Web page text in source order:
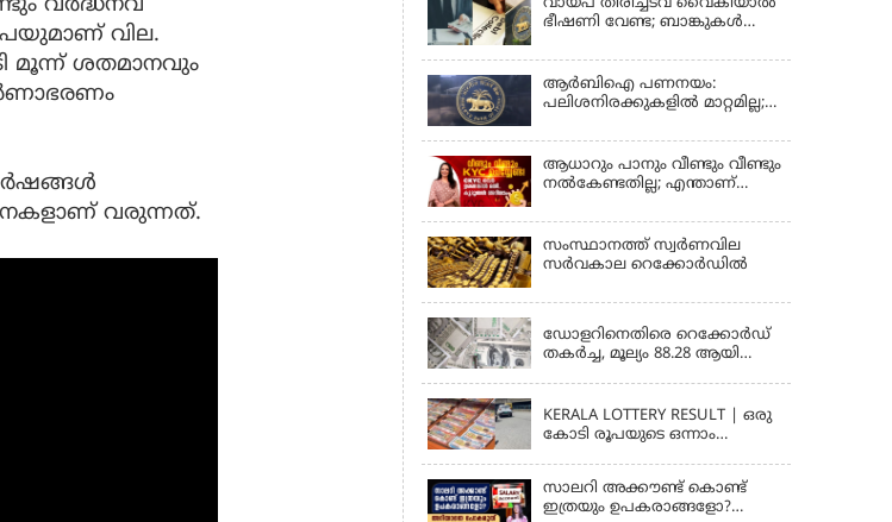
വില.
മൂന്ന് ശതമാനവും
വരുന്നത്.
വായ്പ തിരിച്ചടവ് വൈകിയാൽ
ഭീഷണി വേണ്ട; ബാങ്കുകൾക്കും
കർശന നിയന്ത്രണങ്ങളുമായി
ആർ ബി ഐ; ഇഎംഐ
മുടങ്ങിയാല്‍ സ്മാര്‍ട്ട് ഫോണ്‍
ആര്‍ബിഐയുടെ പുതിയ
നിര്‍ദേശങ്ങള്‍
ആർബിഐ പണനയം:
പലിശനിരക്കുകളിൽ മാറ്റമില്ല;
ശതമാനമായി തുടരും
ആധാറും പാനും വീണ്ടും വീണ്ടും
നൽകേണ്ടതില്ല; എന്താണ്
എളുപ്പമാക്കുന്ന CKYC?
സംസ്ഥാനത്ത് സ്വര്‍ണവില
സര്‍വകാല റെക്കോര്‍ഡില്‍
ഡോളറിനെതിരെ റെക്കോർഡ്
തകർച്ച, മൂല്യം 88.28 ആയി
KERALA LOTTERY RESULT | ഒരു
കോടി രൂപയുടെ ഒന്നാം
പ്രഖ്യാപിച്ചു | STHREE SAKTHI SS
482 LOTTERY RESULT
സാലറി അക്കൗണ്ട് കൊണ്ട്
ഇത്രയും ഉപകരാങ്ങളോ?